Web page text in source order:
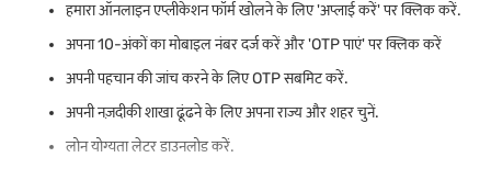
शिक्षा खर्च: निरंतर शिक्षा सुनिश्चित करने के लिए स्कूल या कॉलेज फीस का भुगतान
करें.
घर की मरम्मत और रेनोवेशन: अपनी प्रॉपर्टी को बनाए रखने के लिए आवश्यक
फैमिली इवेंट
: शादी, एनिवर्सरी या अन्य महत्वपूर्ण समारोहों को फाइनेंस करें.
हमारा ऑनलाइन एप्लीकेशन फॉर्म खोलने के लिए 'अप्लाई करें' पर क्लिक करें.
अपना 10-अंकों का मोबाइल नंबर दर्ज करें और 'OTP पाएं' पर क्लिक करें
अपनी पहचान की जांच करने के लिए OTP सबमिट करें.
अपनी नज़दीकी शाखा ढूंढने के लिए अपना राज्य और शहर चुनें.
लोन योग्यता लेटर डाउनलोड करें.